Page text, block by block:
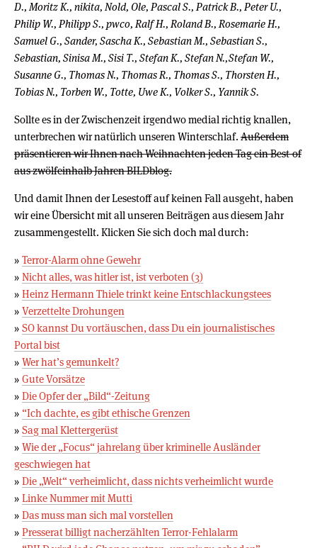
D., Moritz K., nikita, Nold, Ole, Pascal S., Patrick B., Peter U.,
Philip W., Philipp S., pwco, Ralf H., Roland B., Rosemarie H.,
Samuel G., Sander, Sascha K., Sebastian M., Sebastian S.,
Sebastian, Sinisa M., Sisi T., Stefan K., Stefan N.,Stefan W.,
Susanne G., Thomas N., Thomas R., Thomas S., Thorsten H.,
Tobias N., Torben W., Totte, Uwe K., Volker S., Yannik S.
Sollte es in der Zwischenzeit irgendwo medial richtig knallen,
unterbrechen wir natürlich unseren Winterschlaf. Außerdem
präsentieren wir Ihnen nach Weihnachten jeden Tag ein Best-of
aus zwölfeinhalb Jahren BILDblog.
Und damit Ihnen der Lesestoff auf keinen Fall ausgeht, haben
wir eine Übersicht mit all unseren Beiträgen aus diesem Jahr
zusammengestellt. Klicken Sie sich doch mal durch:
» Terror-Alarm ohne Gewehr
» Nicht alles, was hitler ist, ist verboten (3)
» Heinz Hermann Thiele trinkt keine Entschlackungstees
» Verzettelte Drohungen
» SO kannst Du vortäuschen, dass Du ein journalistisches
Portal bist
» Wer hat’s gemunkelt?
» Gute Vorsätze
» Die Opfer der „Bild“-Zeitung
» “Ich dachte, es gibt ethische Grenzen
» Sag mal Klettergerüst
» Wie der „Focus“ jahrelang über kriminelle Ausländer
geschwiegen hat
» Die „Welt“ verheimlicht, dass nichts verheimlicht wurde
» Linke Nummer mit Mutti
» Das muss man sich mal vorstellen
» Presserat billigt nacherzählten Terror-Fehlalarm